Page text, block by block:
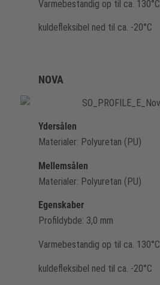
Varmebestandig op til ca. 130°C
kuldefleksibel ned til ca. -20°C
NOVA
Ydersålen
Materialer: Polyuretan (PU)
Mellemsålen
Materialer: Polyuretan (PU)
Egenskaber
Profildybde: 3,0 mm
Varmebestandig op til ca. 130°C
kuldefleksibel ned til ca. -20°C